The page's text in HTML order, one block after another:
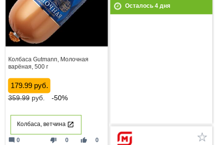
Осталось 4дня
Колбаса Gutmann, Молочная
варёная, 500 г
179.99 руб.
359.99руб. -50%
Колбаса, ветчина
thumb_down 0 thumb_up 0
mode_comment 0